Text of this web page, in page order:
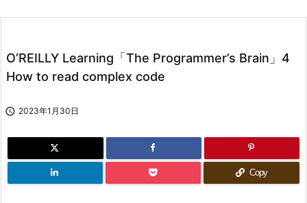
次へ
O’REILLY Learning「The Programmer’s Brain」4
How to read complex code
 2023年1月30日
Copy